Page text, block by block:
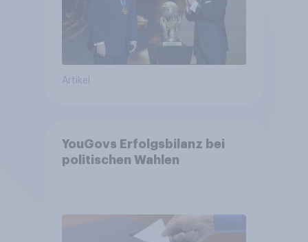
Artikel
YouGovs Erfolgsbilanz bei
politischen Wahlen